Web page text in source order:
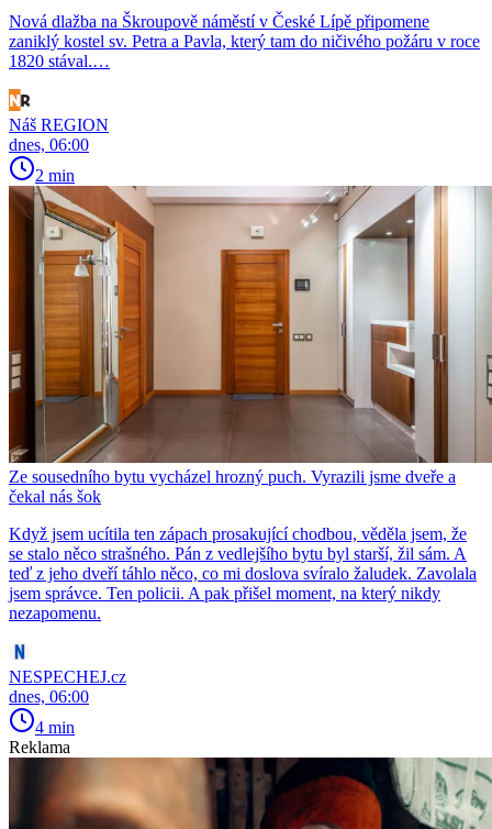
Nová dlažba na Škroupově náměstí v České Lípě připomene
zaniklý kostel sv. Petra a Pavla, který tam do ničivého požáru v roce
1820 stával.…
Náš REGION
dnes, 06:00
2 min
Ze sousedního bytu vycházel hrozný puch. Vyrazili jsme dveře a
čekal nás šok
Když jsem ucítila ten zápach prosakující chodbou, věděla jsem, že
se stalo něco strašného. Pán z vedlejšího bytu byl starší, žil sám. A
teď z jeho dveří táhlo něco, co mi doslova svíralo žaludek. Zavolala
jsem správce. Ten policii. A pak přišel moment, na který nikdy
nezapomenu.
NESPECHEJ.cz
dnes, 06:00
4 min
Reklama